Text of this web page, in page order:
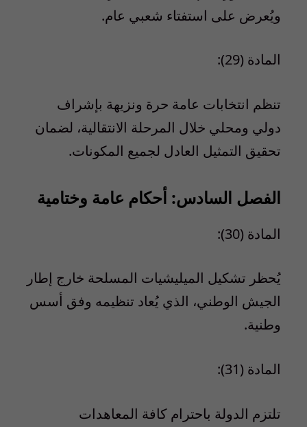
ويُعرض على استفتاء شعبي عام.
المادة (29):
تنظم انتخابات عامة حرة ونزيهة بإشراف
دولي ومحلي خلال المرحلة الانتقالية، لضمان
تحقيق التمثيل العادل لجميع المكونات.
الفصل السادس: أحكام عامة وختامية
المادة (30):
يُحظر تشكيل الميليشيات المسلحة خارج إطار
الجيش الوطني، الذي يُعاد تنظيمه وفق أسس
وطنية.
المادة (31):
تلتزم الدولة باحترام كافة المعاهدات